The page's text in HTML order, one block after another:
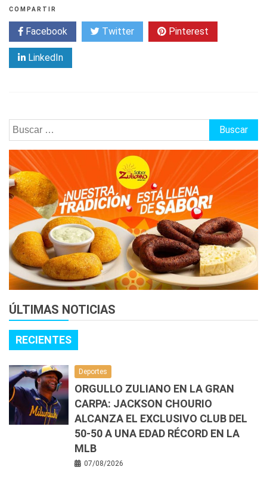
COMPARTIR
Facebook Twitter Pinterest
LinkedIn
Buscar:
ÚLTIMAS NOTICIAS
RECIENTES
Deportes
ORGULLO ZULIANO EN LA GRAN
CARPA: JACKSON CHOURIO
ALCANZA EL EXCLUSIVO CLUB DEL
50-50 A UNA EDAD RÉCORD EN LA
MLB
07/08/2026